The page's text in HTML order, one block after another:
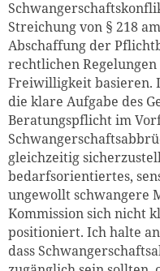
Streichung von § 218
Abschaffung der
rechtlichen
Freiwilligkeit basieren.
die klare Aufgabe des
Beratungspflicht im
gleichzeitig
bedarfsorientiertes,
ungewollt schwangere
Kommission sich nicht
positioniert. Ich halte
dass